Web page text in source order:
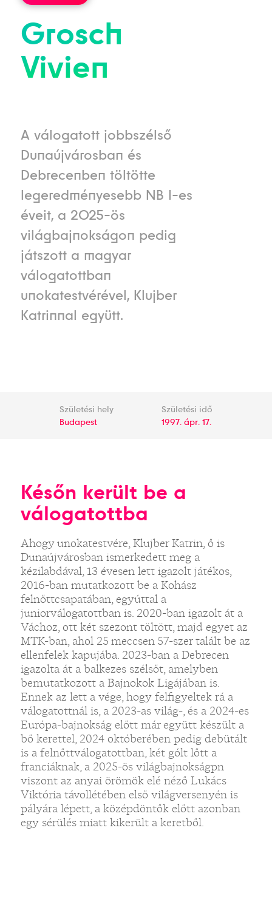
Grosch
Vivien
A válogatott jobbszélső
Dunaújvárosban és
Debrecenben töltötte
legeredményesebb NB I-es
éveit, a 2025-ös
világbajnokságon pedig
játszott a magyar
válogatottban
unokatestvérével, Klujber
Katrinnal együtt.
Születési hely
Budapest
Születési idő
1997. ápr. 17.
Későn került be a
válogatottba
Ahogy unokatestvére, Klujber Katrin, ő is
Dunaújvárosban ismerkedett meg a
kézilabdával, 13 évesen lett igazolt játékos,
2016-ban mutatkozott be a Kohász
felnőttcsapatában, egyúttal a
juniorválogatottban is. 2020-ban igazolt át a
Váchoz, ott két szezont töltött, majd egyet az
MTK-ban, ahol 25 meccsen 57-szer talált be az
ellenfelek kapujába. 2023-ban a Debrecen
igazolta át a balkezes szélsőt, amelyben
bemutatkozott a Bajnokok Ligájában is.
Ennek az lett a vége, hogy felfigyeltek rá a
válogatottnál is, a 2023-as világ-, és a 2024-es
Európa-bajnokság előtt már együtt készült a
bő kerettel, 2024 októberében pedig debütált
is a felnőttválogatottban, két gólt lőtt a
franciáknak, a 2025-ös világbajnokságpn
viszont az anyai örömök elé néző Lukács
Viktória távollétében első világversenyén is
pályára lépett, a középdöntők előtt azonban
egy sérülés miatt kikerült a keretből.